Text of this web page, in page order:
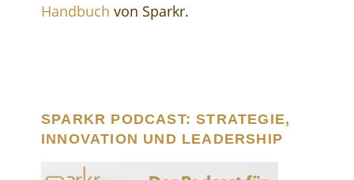
Handbuch von Sparkr.
SPARKR PODCAST: STRATEGIE,
INNOVATION UND LEADERSHIP